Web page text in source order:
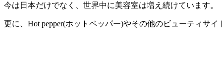
今は日本だけでなく、世界中に美容室は増え続けています。
更に、Hot pepper(ホットペッパー)やその他のビューティサ